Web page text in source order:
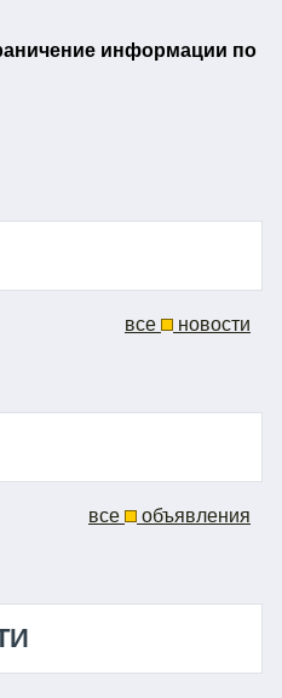
информации по
все новости
все объявления